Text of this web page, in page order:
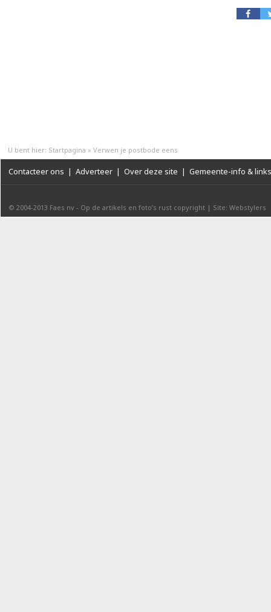
U bent hier: Startpagina » Verwen je postbode eens
Contacteer ons | Adverteer | Over deze site | Gemeente-info & links
© 2004-2013 Faes nv - Op de artikels en foto’s rust copyright | Site: Webstylers